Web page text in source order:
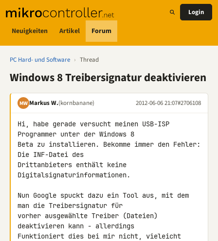
Neuigkeiten Artikel Forum
Login
PC Hard- und Software › Thread
Windows 8 Treibersignatur deaktivieren
MW Markus W.(kornbanane) 2012-06-06 21:07#2706108
Hi, habe gerade versucht meinen USB-ISP
Programmer unter der Windows 8
Beta zu installieren. Bekomme immer den Fehler:
Die INF-Datei des
Drittanbieters enthält keine
Digitalsignaturinformationen.
Nun Google spuckt dazu ein Tool aus, mit dem
man die Treibersignatur für
vorher ausgewählte Treiber (Dateien)
deaktivieren kann - allerdings
Funktioniert dies bei mir nicht, vieleicht